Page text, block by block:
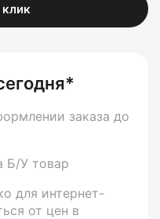
клик
заказа до
Б/У товар
для интернет-
от цен в